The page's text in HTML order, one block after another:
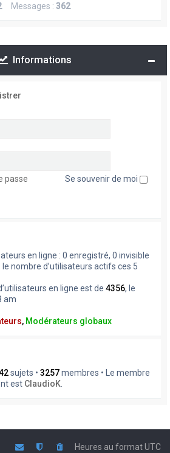
Messages : 362
Informations
passe Se souvenir de moi
en ligne : 0 enregistré, 0 invisible
le nombre d’utilisateurs actifs ces 5
en ligne est de 4356, le
am
, Modérateurs globaux
sujets • 3257membres • Le membre
est ClaudioK
Heures au formatUTC